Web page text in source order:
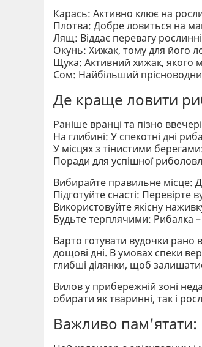
Карась: Активно клює на
Плотва: Добре ловиться на
Лящ: Віддає перевагу
Окунь: Хижак, тому для його
Щука: Активний хижак, якого
Сом: Найбільший
Де краще ловити
Раніше вранці та пізно
На глибині: У спекотні дні
У місцях з тінистими
Поради для успішної
Вибирайте правильне місце:
Підготуйте снасті: Перевірте
Використовуйте якісну
Будьте терплячими: Рибалка
Варто готувати вудочки рано
дощові дні. В умовах спеки
глибші ділянки, щоб
Вилов у прибережній зоні
обирати як тваринні, так і
Важливо пам'ятати: